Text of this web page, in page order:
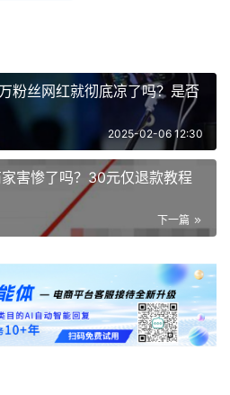
粉丝网红就彻底凉了吗？是否
2025-02-06 12:30
害惨了吗？30元仅退款教程
下一篇